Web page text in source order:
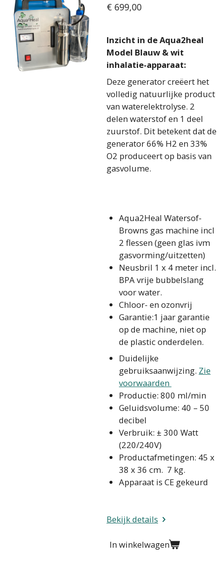
€ 699,00
Inzicht in de Aqua2heal
Model Blauw & wit
inhalatie-apparaat:
Deze generator creëert het
volledig natuurlijke product
van waterelektrolyse. 2
delen waterstof en 1 deel
zuurstof. Dit betekent dat de
generator 66% H2 en 33%
O2 produceert op basis van
gasvolume.
Aqua2Heal Watersof-
Browns gas machine incl
2 flessen (geen glas ivm
gasvorming/uitzetten)
Neusbril 1 x 4 meter incl.
BPA vrije bubbelslang
voor water.
Chloor- en ozonvrij
Garantie:1 jaar garantie
op de machine, niet op
de plastic onderdelen.
Duidelijke
gebruiksaanwijzing. Zie
voorwaarden
Productie: 800 ml/min
Geluidsvolume: 40 – 50
decibel
Verbruik: ± 300 Watt
(220/240V)
Productafmetingen: 45 x
38 x 36 cm. 7 kg.
Apparaat is CE gekeurd
Bekijk details
In winkelwagen